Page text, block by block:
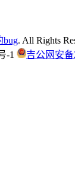
bug. All Rights
-1
吉公网安备